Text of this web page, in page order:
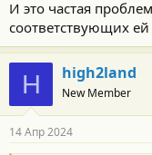
И это частая
соответствующих
H high2land
New Member
14 Апр 2024